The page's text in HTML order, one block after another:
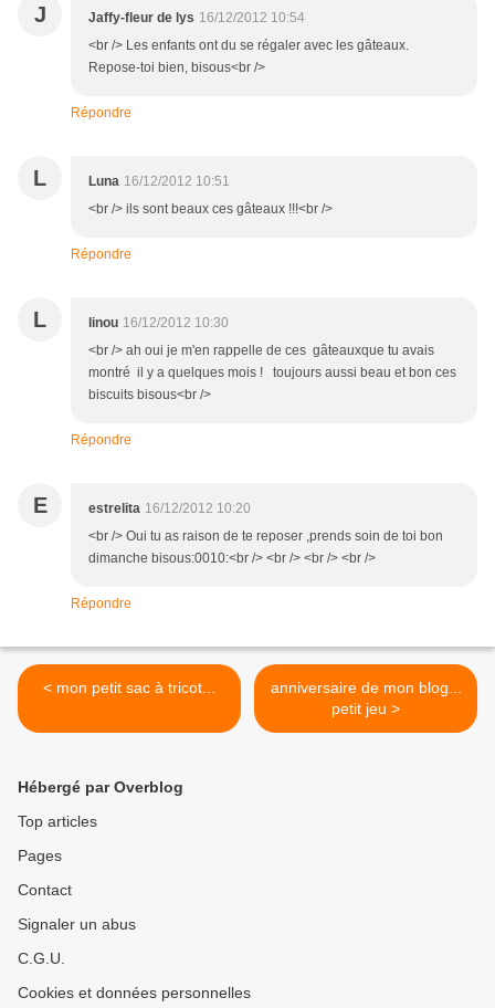
J Jaffy-fleur de lys 16/12/2012 10:54
<br /> Les enfants ont du se régaler avec les gâteaux.
Repose-toi bien, bisous<br />
Répondre
L Luna 16/12/2012 10:51
<br /> ils sont beaux ces gâteaux !!!<br />
Répondre
L linou 16/12/2012 10:30
<br /> ah oui je m'en rappelle de ces gâteauxque tu avais
montré il y a quelques mois ! toujours aussi beau et bon ces
biscuits bisous<br />
Répondre
E estrelita 16/12/2012 10:20
<br /> Oui tu as raison de te reposer ,prends soin de toi bon
dimanche bisous:0010:<br /> <br /> <br /> <br />
Répondre
< mon petit sac à tricot...
anniversaire de mon blog...
petit jeu >
Hébergé par Overblog
Top articles
Pages
Contact
Signaler un abus
C.G.U.
Cookies et données personnelles